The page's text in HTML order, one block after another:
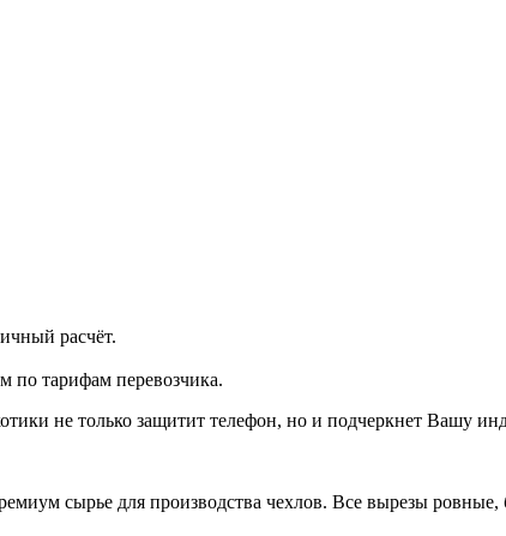
расчёт.
по тарифам перевозчика.
не только защитит телефон, но и подчеркнет Вашу
сырье для производства чехлов. Все вырезы ровные,